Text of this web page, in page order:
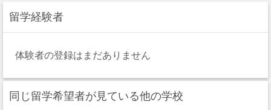
留学経験者
体験者の登録はまだありません
同じ留学希望者が見ている他の学校